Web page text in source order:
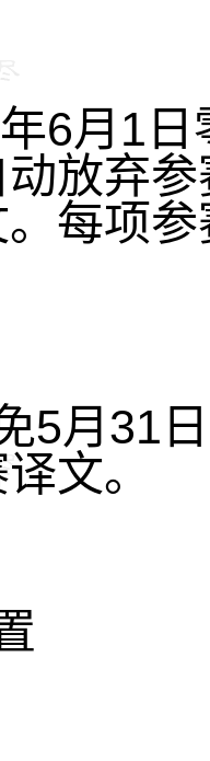
年6月1
放弃
每项
5月31
文。